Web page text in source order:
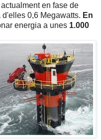
en fase de
0,6 Megawatts. En
energia a unes 1.000